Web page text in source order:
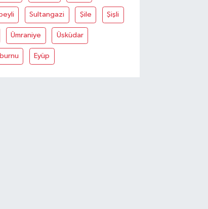
Sultangazi Şile Şişli
Ümraniye Üsküdar
Eyüp